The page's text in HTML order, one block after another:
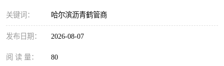
关键词： 哈尔滨沥青鹤管商
发布日期： 2026-08-07
阅 读 量： 80